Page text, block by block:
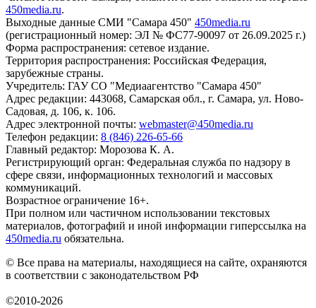
450media.ru.
Выходные данные СМИ "Самара 450" 450media.ru
(регистрационный номер: ЭЛ № ФС77-90097 от 26.09.2025 г.)
Форма распространения: сетевое издание.
Территория распространения: Российская Федерация,
зарубежные страны.
Учредитель: ГАУ СО "Медиаагентство "Самара 450"
Адрес редакции: 443068, Самарская обл., г. Самара, ул. Ново-
Садовая, д. 106, к. 106.
Адрес электронной почты: webmaster@450media.ru
Телефон редакции: 8 (846) 226-65-66
Главный редактор: Морозова К. А.
Регистрирующий орган: Федеральная служба по надзору в
сфере связи, информационных технологий и массовых
коммуникаций.
Возрастное ограничение 16+.
При полном или частичном использовании текстовых
материалов, фотографий и иной информации гиперссылка на
450media.ru обязательна.
© Все права на материалы, находящиеся на сайте, охраняются
в соответствии с законодательством РФ
©2010-2026